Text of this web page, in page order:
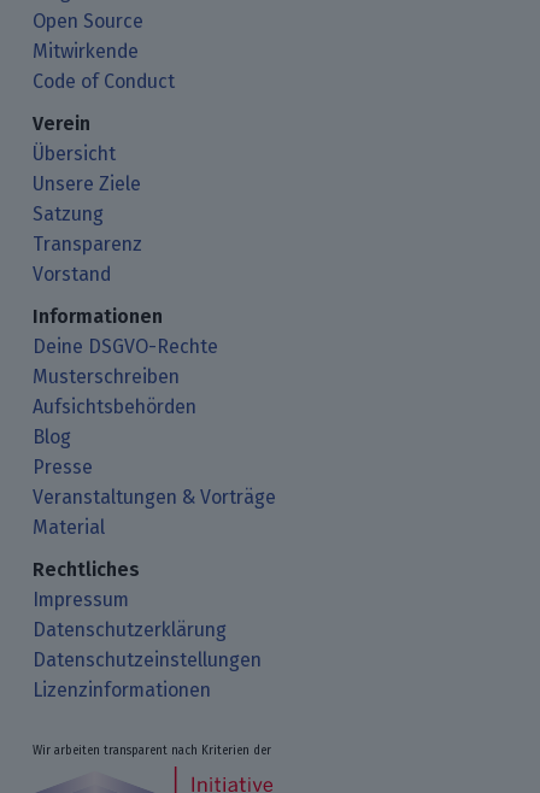
Open Source
Mitwirkende
Code of Conduct
Verein
Übersicht
Unsere Ziele
Satzung
Transparenz
Vorstand
Informationen
Deine DSGVO-Rechte
Musterschreiben
Aufsichtsbehörden
Blog
Presse
Veranstaltungen & Vorträge
Material
Rechtliches
Impressum
Datenschutzerklärung
Datenschutzeinstellungen
Lizenzinformationen
Wir arbeiten transparent nach Kriterien der